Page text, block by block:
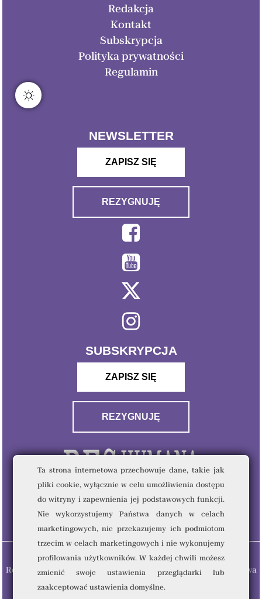
Redakcja
Kontakt
Subskrypcja
Polityka prywatności
Regulamin
NEWSLETTER
ZAPISZ SIĘ
REZYGNUJĘ
SUBSKRYPCJA
ZAPISZ SIĘ
REZYGNUJĘ
Res Humana & Quality Writing Sp. z o.o © 2023 - Wszelkie prawa
Ta strona internetowa przechowuje dane, takie jak
pliki cookie, wyłącznie w celu umożliwienia dostępu
do witryny i zapewnienia jej podstawowych funkcji.
Nie wykorzystujemy Państwa danych w celach
marketingowych, nie przekazujemy ich podmiotom
trzecim w celach marketingowych i nie wykonujemy
profilowania użytkowników. W każdej chwili możesz
zmienić swoje ustawienia przeglądarki lub
zaakceptować ustawienia domyślne.